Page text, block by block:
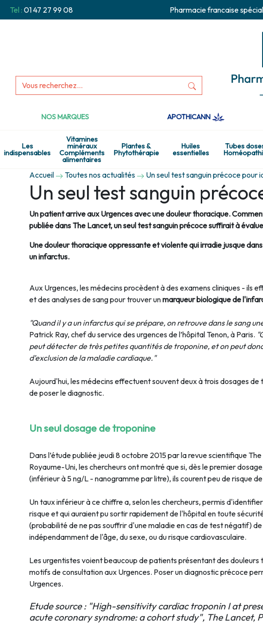
Tel : 01 47 27 99 08 Pharmacie francaise
NOS MARQUES APOTHICANN
Les
indispensables
Vitamines
minéraux
Compléments
alimentaires
Plantes &
Phytothérapie
Huiles
essentielles
Tubes
Accueil Toutes nos actualités Un seul test sanguin précoce pour
Un seul test sanguin
Un patient arrive aux Urgences avec une douleur thoracique.
publiée dans The Lancet, un seul test sanguin précoce suffirait à
Une douleur thoracique oppressante et violente qui irradie jusque
un infarctus.
Aux Urgences, les médecins procèdent à des examens cliniques - ils
et des analyses de sang pour trouver unmarqueur biologique de
"Quand il y a un infarctus qui se prépare, on retrouve dans le sang
Patrick Ray, chef du service des urgences de l’hôpital Tenon, à Paris.
peut détecter de très petites quantités de troponine, et on peut
d’exclusion de la maladie cardiaque."
Aujourd'hui, les médecins effectuent souvent deux à trois dosages
de poser le diagnostic.
Un seul dosage de troponine
Dans l’étude publiée jeudi 8 octobre 2015 par la revue scientifique
Royaume-Uni, les chercheurs ont montré que si, dès le premier
(inférieur à 5 ng/L - nanogramme par litre), ils courent peu de risque
Un taux inférieur à ce chiffre a, selon les chercheurs, permis
risque et qui auraient pu sortir rapidement de l'hôpital en toute
(probabilité de ne pas souffrir d'une maladie en cas de test négatif)
indépendamment de l'âge, du sexe, ou du risque cardiovasculaire.
Les urgentistes voient beaucoup de patients présentant des douleurs
motifs de consultation aux Urgences. Poser un diagnostic précoce
Urgences.
Etude source : "High-sensitivity cardiac troponin I at
acute coronary syndrome: a cohort study", The Lancet,